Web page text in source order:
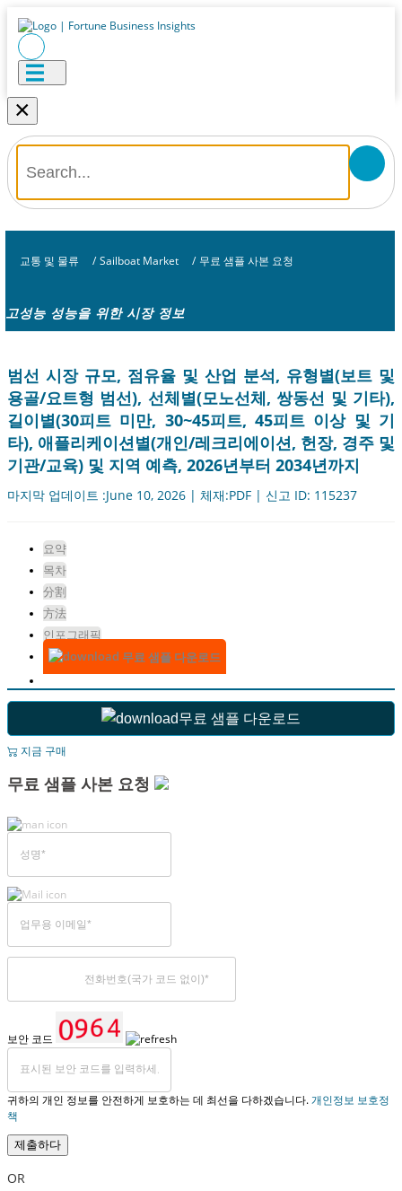
×
교통 및 물류 / Sailboat Market / 무료 샘플 사본 요청
고성능 성능을 위한 시장 정보
범선 시장 규모, 점유율 및 산업 분석, 유형별(보트 및
용골/요트형 범선), 선체별(모노선체, 쌍동선 및 기타),
길이별(30피트 미만, 30~45피트, 45피트 이상 및 기
타), 애플리케이션별(개인/레크리에이션, 헌장, 경주 및
기관/교육) 및 지역 예측, 2026년부터 2034년까지
마지막 업데이트 :June 10, 2026 | 체재:PDF | 신고 ID: 115237
요약
목차
分割
方法
인포그래픽
무료 샘플 다운로드
무료 샘플 다운로드
지금 구매
무료 샘플 사본 요청
보안 코드
귀하의 개인 정보를 안전하게 보호하는 데 최선을 다하겠습니다.개인정보 보호정
책
제출하다
OR